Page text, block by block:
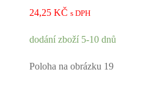
24,25 KČ s DPH
dodání zboží 5-10 dnů
Poloha na obrázku 19